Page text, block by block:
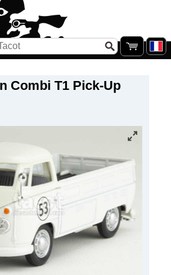
Combi T1 Pick-Up